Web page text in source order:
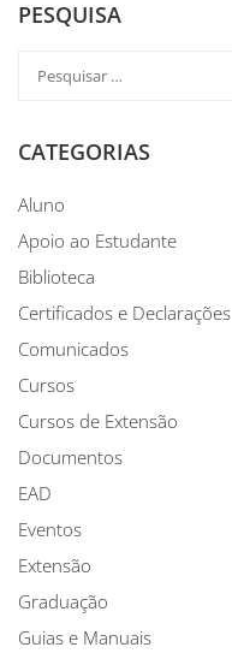
PESQUISA
CATEGORIAS
Aluno
Apoio ao Estudante
Biblioteca
Certificados e Declarações
Comunicados
Cursos
Cursos de Extensão
Documentos
EAD
Eventos
Extensão
Graduação
Guias e Manuais